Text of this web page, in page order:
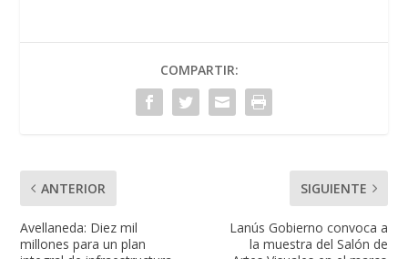
COMPARTIR:
ANTERIOR
Avellaneda: Diez mil
millones para un plan
SIGUIENTE
Lanús Gobierno convoca a
la muestra del Salón de